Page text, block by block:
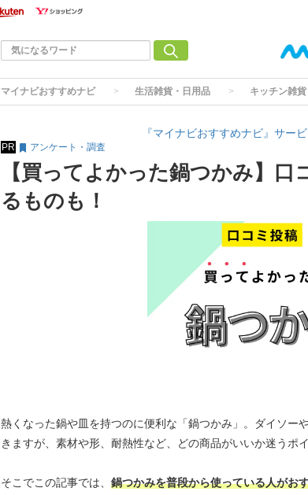
マイナビおすすめナビ 生活雑貨・日用品 キッチン雑貨
『マイナビおすすめナビ』サー
PR アンケート・調査
【買ってよかった鍋つかみ】口
るものも！
熱くなった鍋や皿を持つのに便利な「鍋つかみ」。ダイソー
きますが、素材や形、耐熱性など、どの商品がいいか迷うポ
そこでこの記事では、 鍋つかみを普段から使っている人がお